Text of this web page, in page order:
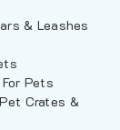
& Leashes
Pets
Crates &